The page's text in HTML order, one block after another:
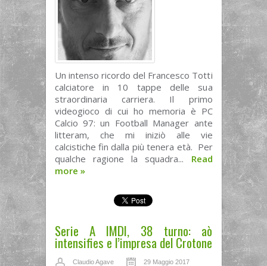
Un intenso ricordo del Francesco Totti
calciatore in 10 tappe delle sua
straordinaria carriera. Il primo
videogioco di cui ho memoria è PC
Calcio 97: un Football Manager ante
litteram, che mi iniziò alle vie
calcistiche fin dalla più tenera età. Per
qualche ragione la squadra... Read
more »
Serie A IMDI, 38 turno: aò
intensifies e l’impresa del Crotone
Claudio Agave 29 Maggio 2017